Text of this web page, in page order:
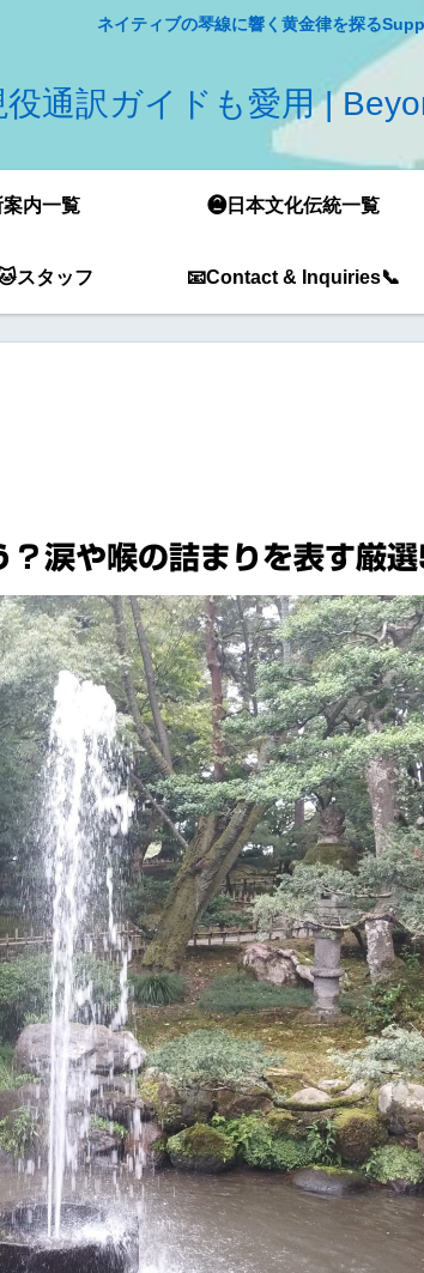
ネイティブの琴線に響く黄金律を探る
役通訳ガイドも愛用 |
内一覧 ❷日本文化伝統一覧
スタッフ 📧Contact & Inquiries📞
？涙や喉の詰まりを表す厳